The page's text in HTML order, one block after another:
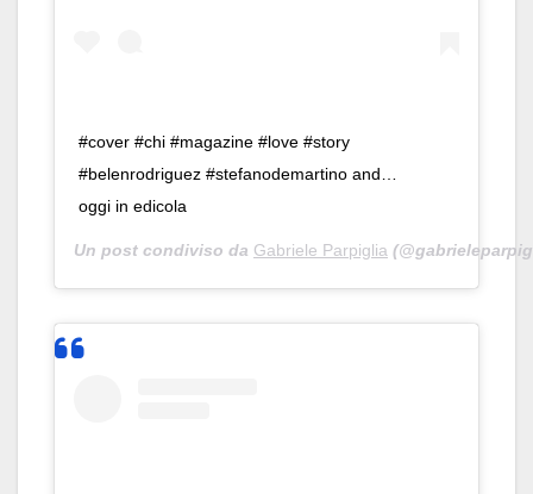
#cover #chi #magazine #love #story
#belenrodriguez #stefanodemartino and…
oggi in edicola
Un post condiviso da Gabriele Parpiglia